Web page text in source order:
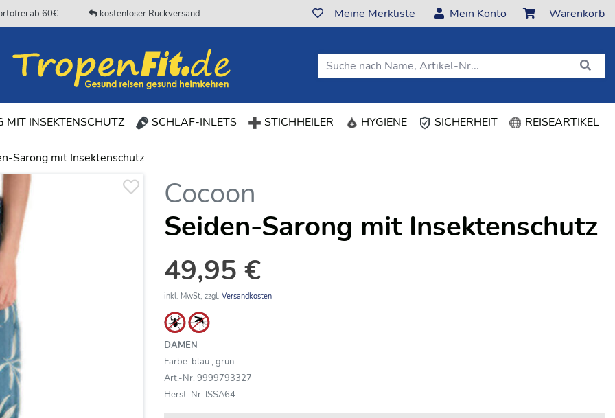
ab 60€ kostenloser Rückversand Meine Merkliste Mein Konto Warenkorb
MIT INSEKTENSCHUTZ(CURRENT)
SCHLAF-INLETS STICHHEILER HYGIENE SICHERHEIT REISEARTIKEL
Sarong mit Insektenschutz
Cocoon
Seiden-Sarong mit Insektenschutz
49,95 €
inkl. MwSt, zzgl. Versandkosten
DAMEN
Farbe: blau , grün
Art.-Nr. 9999793327
Herst. Nr. ISSA64